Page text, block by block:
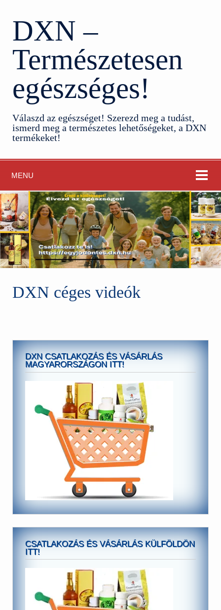
DXN –
Természetesen
egészséges!
Válaszd az egészséget! Szerezd meg a tudást,
ismerd meg a természetes lehetőségeket, a DXN
termékeket!
MENU
DXN céges videók
DXN CSATLAKOZÁS ÉS VÁSÁRLÁS
MAGYARORSZÁGON ITT!
CSATLAKOZÁS ÉS VÁSÁRLÁS KÜLFÖLDÖN
ITT!